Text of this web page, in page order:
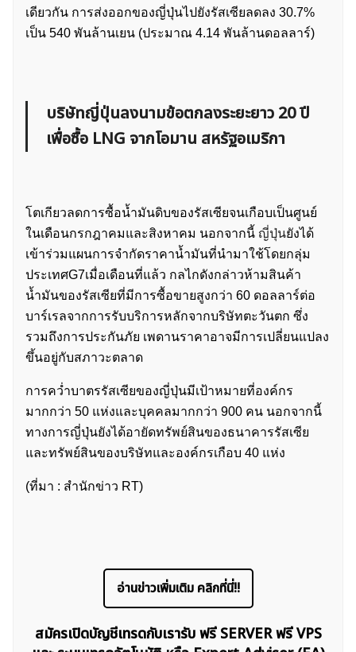
ค้นหา
เดียวกัน การส่งออกของญี่ปุ่นไปยังรัสเซียลดลง 30.7%
เป็น 540 พันล้านเยน (ประมาณ 4.14 พันล้านดอลลาร์)
บริษัทญี่ปุ่นลงนามข้อตกลงระยะยาว 20 ปี
เพื่อซื้อ LNG จากโอมาน สหรัฐอเมริกา
โตเกียวลดการซื้อน้ำมันดิบของรัสเซียจนเกือบเป็นศูนย์
ในเดือนกรกฎาคมและสิงหาคม นอกจากนี้ ญี่ปุ่นยังได้
เข้าร่วมแผนการจำกัดราคาน้ำมันที่นำมาใช้โดยกลุ่ม
ประเทศG7เมื่อเดือนที่แล้ว กลไกดังกล่าวห้ามสินค้า
น้ำมันของรัสเซียที่มีการซื้อขายสูงกว่า 60 ดอลลาร์ต่อ
บาร์เรลจากการรับบริการหลักจากบริษัทตะวันตก ซึ่ง
รวมถึงการประกันภัย เพดานราคาอาจมีการเปลี่ยนแปลง
ขึ้นอยู่กับสภาวะตลาด
การคว่ำบาตรรัสเซียของญี่ปุ่นมีเป้าหมายที่องค์กร
มากกว่า 50 แห่งและบุคคลมากกว่า 900 คน นอกจากนี้
ทางการญี่ปุ่นยังได้อายัดทรัพย์สินของธนาคารรัสเซีย
และทรัพย์สินของบริษัทและองค์กรเกือบ 40 แห่ง
(ที่มา : สำนักข่าว RT)
อ่านข่าวเพิ่มเติม คลิกที่นี่!!
สมัครเปิดบัญชีเทรดกับเรารับ ฟรี SERVER ฟรี VPS